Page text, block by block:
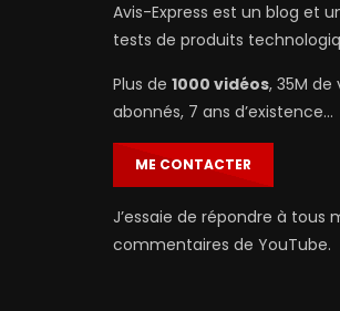
Avis-Express est un blog et
tests de produits
Plus de 1000 vidéos, 35M de
abonnés, 7 ans d’existence…
ME CONTACTER
J’essaie de répondre à tous
commentaires de YouTube.